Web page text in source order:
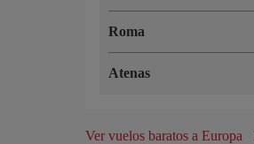
Roma
Atenas
Ver vuelos baratos a Europa